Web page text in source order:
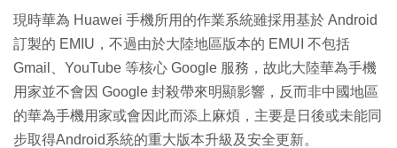
現時華為 Huawei 手機所用的作業系統雖採用基於 Android
訂製的 EMIU，不過由於大陸地區版本的 EMUI 不包括
Gmail、YouTube 等核心 Google 服務，故此大陸華為手機
用家並不會因 Google 封殺帶來明顯影響，反而非中國地區
的華為手機用家或會因此而添上麻煩，主要是日後或未能同
步取得Android系統的重大版本升級及安全更新。